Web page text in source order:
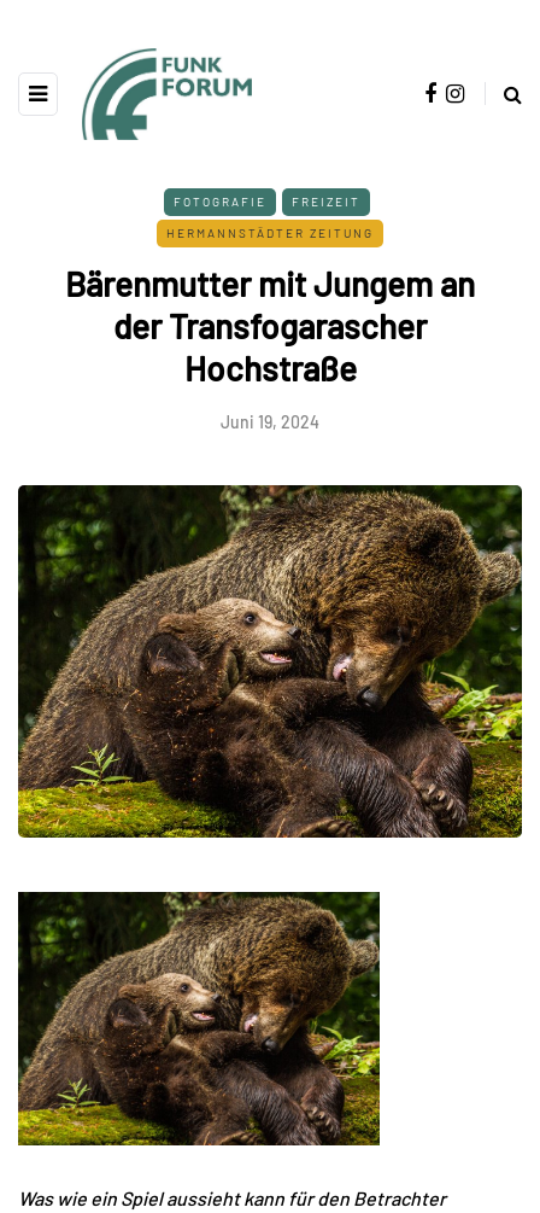
FOTOGRAFIE FREIZEIT
HERMANNSTÄDTER ZEITUNG
Bärenmutter mit Jungem an
der Transfogarascher
Hochstraße
Juni 19, 2024
Was wie ein Spiel aussieht kann für den Betrachter